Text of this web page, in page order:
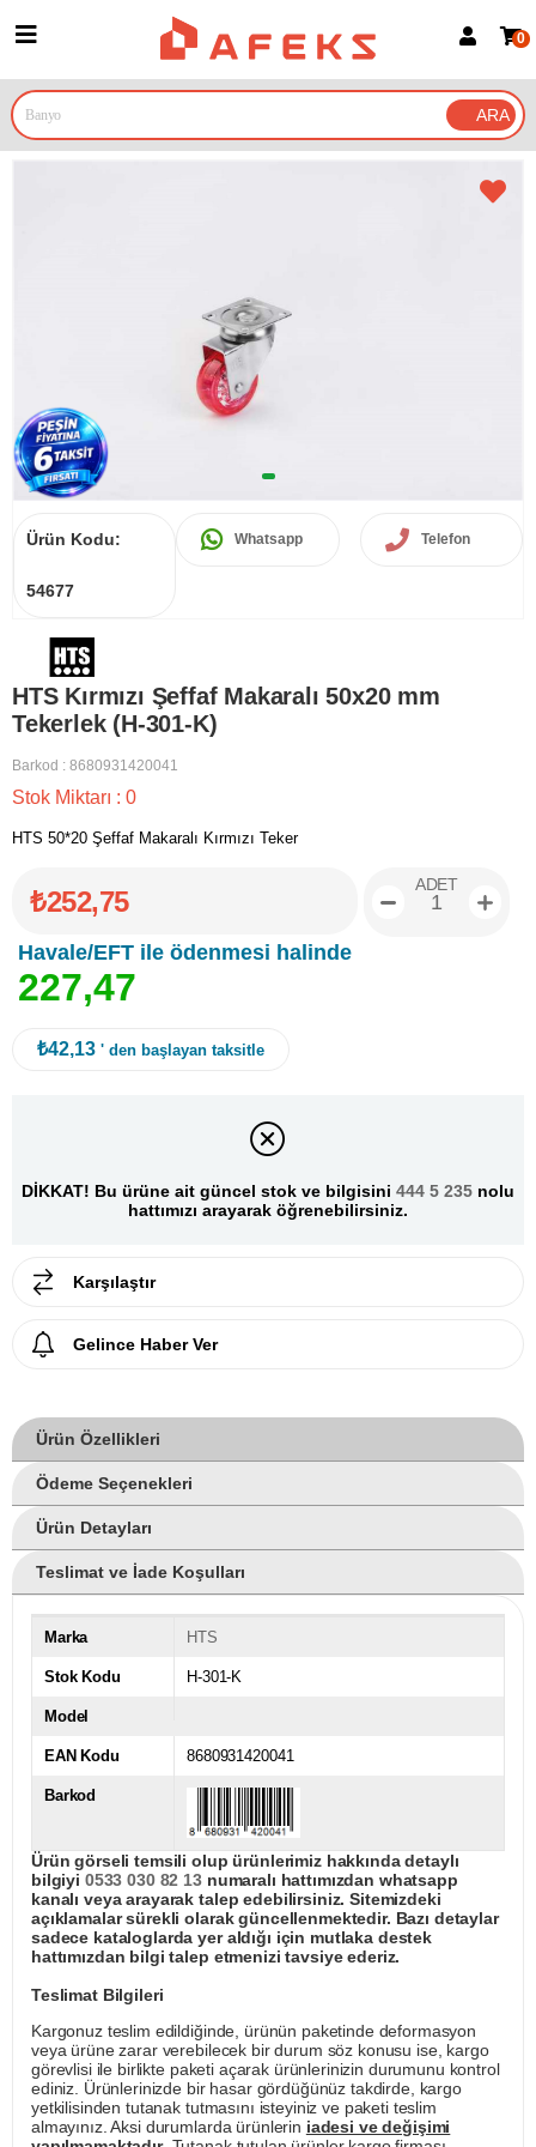
Google İle Bağlan
0
Ürün Kodu:
54677
Whatsapp Telefon
HTS Kırmızı Şeffaf Makaralı 50x20 mm
Tekerlek (H-301-K)
Barkod : 8680931420041
Stok Miktarı : 0
HTS 50*20 Şeffaf Makaralı Kırmızı Teker
₺252,75
Havale/EFT ile ödenmesi halinde
227,47
ADET
₺42,13 ' den başlayan taksitle
DİKKAT! Bu ürüne ait güncel stok ve bilgisini 444 5 235 nolu
hattımızı arayarak öğrenebilirsiniz.
Karşılaştır
Gelince Haber Ver
Ürün Özellikleri
Ödeme Seçenekleri
Ürün Detayları
Teslimat ve İade Koşulları
Marka HTS
Stok Kodu H-301-K
Model
EAN Kodu 8680931420041
Barkod
Ürün görseli temsili olup ürünlerimiz hakkında detaylı
bilgiyi 0533 030 82 13numaralı hattımızdan whatsapp
kanalı veya arayarak talep edebilirsiniz. Sitemizdeki
açıklamalar sürekli olarak güncellenmektedir. Bazı detaylar
sadece kataloglarda yer aldığı için mutlaka destek
hattımızdan bilgi talep etmenizi tavsiye ederiz.
Teslimat Bilgileri
Kargonuz teslim edildiğinde, ürünün paketinde deformasyon
veya ürüne zarar verebilecek bir durum söz konusu ise, kargo
görevlisi ile birlikte paketi açarak ürünlerinizin durumunu kontrol
ediniz. Ürünlerinizde bir hasar gördüğünüz takdirde, kargo
yetkilisinden tutanak tutmasını isteyiniz ve paketi teslim
almayınız. Aksi durumlarda ürünlerin iadesi ve değişimi